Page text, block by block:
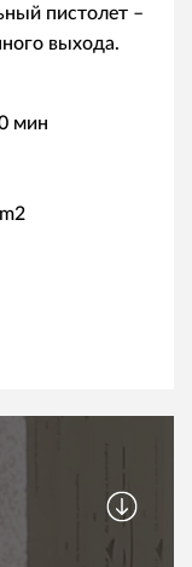
пистолет –
выхода.
мин